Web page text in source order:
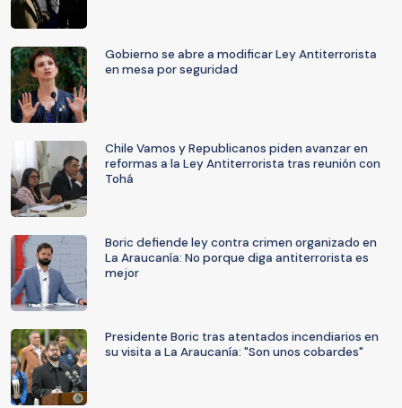
Gobierno se abre a modificar Ley Antiterrorista
en mesa por seguridad
Chile Vamos y Republicanos piden avanzar en
reformas a la Ley Antiterrorista tras reunión con
Tohá
Boric defiende ley contra crimen organizado en
La Araucanía: No porque diga antiterrorista es
mejor
Presidente Boric tras atentados incendiarios en
su visita a La Araucanía: "Son unos cobardes"